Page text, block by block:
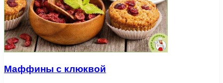
Маффины с клюквой